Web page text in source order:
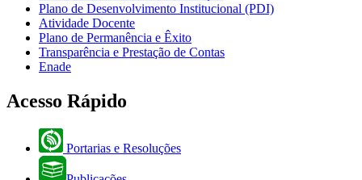
Plano de Desenvolvimento Institucional (PDI)
Atividade Docente
Plano de Permanência e Êxito
Transparência e Prestação de Contas
Enade
Acesso Rápido
Portarias e Resoluções